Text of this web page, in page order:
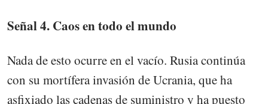
Señal 4. Caos en todo el mundo
Nada de esto ocurre en el vacío. Rusia continúa
con su mortífera invasión de Ucrania, que ha
asfixiado las cadenas de suministro y ha puesto